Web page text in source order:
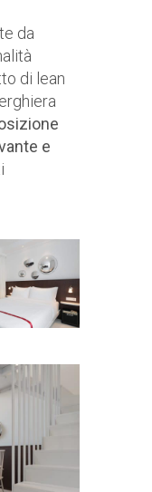
da
di lean
e